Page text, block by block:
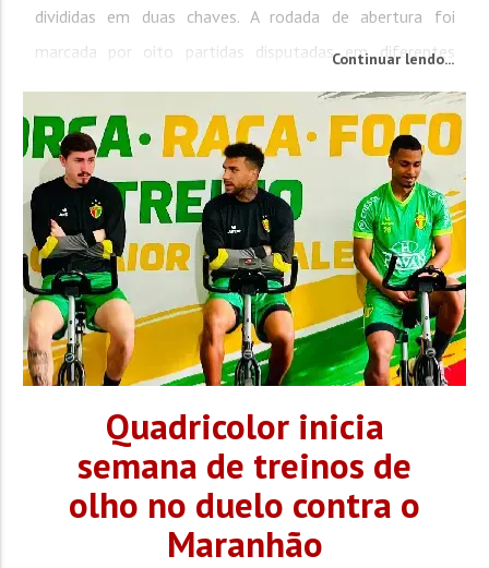
divididas em duas chaves. A rodada de abertura foi
marcada por oito partidas disputadas em diferentes
seguirá até dezembro, quando serão conhecidos os
campeões da primeira e da segunda...
Continuar lendo...
Quadricolor inicia
semana de treinos de
olho no duelo contra o
Maranhão